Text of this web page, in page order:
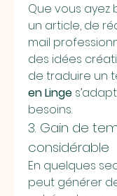
Que vous ayez
un article, de
mail
des idées
de traduire un
en Linge
besoins.
3. Gain de
considérable
En quelques
peut générer